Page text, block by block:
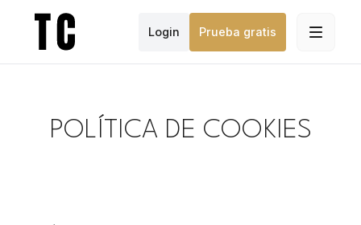
Login Prueba gratis
POLÍTICA DE COOKIES